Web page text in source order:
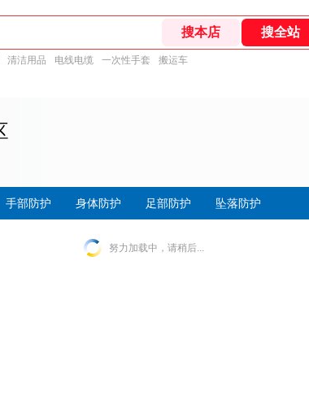
清洁用品 电线电缆 一次性手套 搬运车
手部防护 身体防护 足部防护 坠落防护
努力加载中，请稍后...